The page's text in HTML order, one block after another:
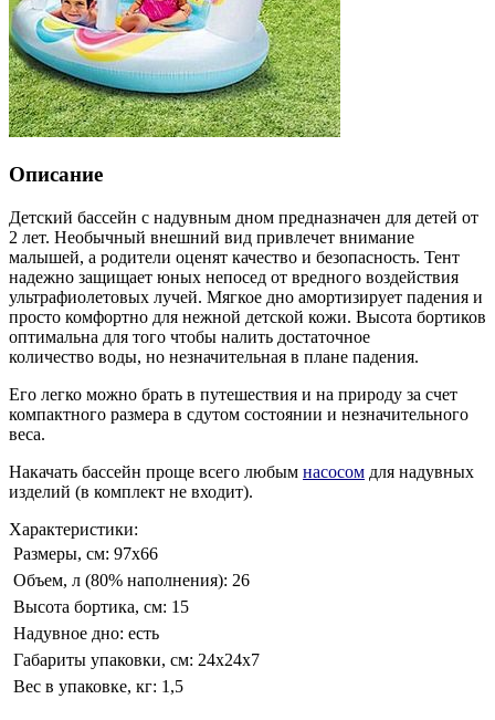
Описание
Детский бассейн с надувным дном предназначен для детей от
2 лет. Необычный внешний вид привлечет внимание
малышей, а родители оценят качество и безопасность. Тент
надежно защищает юных непосед от вредного воздействия
ультрафиолетовых лучей. Мягкое дно амортизирует падения и
просто комфортно для нежной детской кожи. Высота бортиков
оптимальна для того чтобы налить достаточное
количество воды, но незначительная в плане падения.
Его легко можно брать в путешествия и на природу за счет
компактного размера в сдутом состоянии и незначительного
веса.
Накачать бассейн проще всего любым насосом для надувных
изделий (в комплект не входит).
Характеристики:
Размеры, см: 97х66
Объем, л (80% наполнения): 26
Высота бортика, см: 15
Надувное дно: есть
Габариты упаковки, см: 24х24х7
Вес в упаковке, кг: 1,5